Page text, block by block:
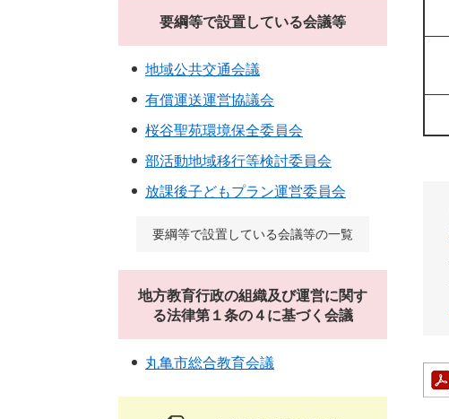
要綱等で設置している会議等
地域公共交通会議
有償運送運営協議会
桜谷聖苑環境保全委員会
部活動地域移行等検討委員会
放課後子どもプラン運営委員会
要綱等で設置している会議等の一覧
地方教育行政の組織及び運営に関す
る法律第１条の４に基づく会議
丸亀市総合教育会議